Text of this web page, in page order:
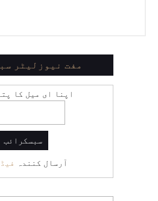
مفت نیوزلیٹر
اپنا ای میل کا
آرسال کنندہ